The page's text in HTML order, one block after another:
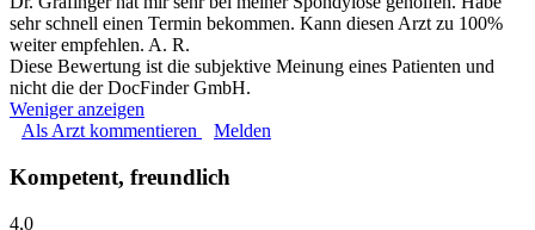
sehr schnell einen Termin bekommen. Kann diesen Arzt zu 100%
weiter empfehlen. A. R.
Diese Bewertung ist die subjektive Meinung eines Patienten und
nicht die der DocFinder GmbH.
Weniger anzeigen
Als Arzt kommentieren
Melden
Kompetent, freundlich
4,0